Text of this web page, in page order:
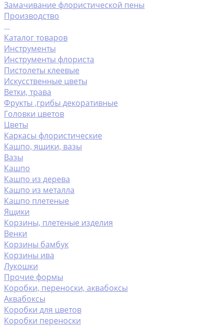
Замачивание флористической пены
Производство
...
Каталог товаров
Инструменты
Инструменты флориста
Пистолеты клеевые
Искусственные цветы
Ветки, трава
Фрукты ,грибы декоративные
Головки цветов
Цветы
Каркасы флористические
Кашпо, ящики, вазы
Вазы
Кашпо
Кашпо из дерева
Кашпо из металла
Кашпо плетеные
Ящики
Корзины, плетеные изделия
Венки
Корзины бамбук
Корзины ива
Лукошки
Прочие формы
Коробки, переноски, аквабоксы
Аквабоксы
Коробки для цветов
Коробки переноски